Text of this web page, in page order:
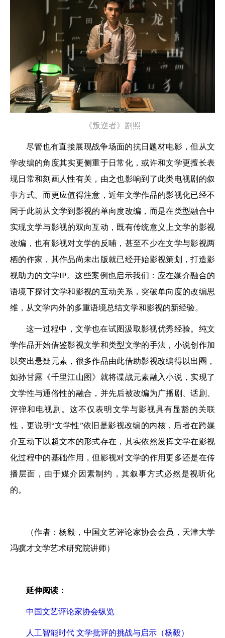
《叛逆者》剧照
尽管也有直接展现战争场面的抗日题材电影，但从文
学改编的角度其实更侧重于日常化，或许和文学更擅长表
现日常和刻画人性有关，由之也影响到了此类电视剧的叙
事方式。而更应值得注意，近年文学作品的影视化已经不
同于此前从文学到影视的单向度改编，而是在类型融合中
实现文学与影视的双向互动，既有传统意义上文学的影视
改编，也有影视对文学的反哺，甚至不少在文学与影视两
栖的作家，其作品尚未出版就已经开始影视策划，打造影
视助力的文学IP。这些案例也启示我们：应在媒介融合的
语境下探讨文学和影视的互动关系，突破单向度的改编思
维，从文学内外的多重语境总结文学和影视的新经验。
这一过程中，文学也在试图汲取影视优秀经验。纯文
学作品开始借鉴影视文学和类型文学的手法，小说创作加
以突出悬疑元素，很多作品由此借助影视改编得以出圈，
如孙甘露《千里江山图》就将谍战元素融入小说，实现了
文学性与通俗性的融合，并先后被改编为广播剧、话剧、
评弹和电视剧。这不仅表明文学与影视具有显豁的关联
性，更说明“文学性”依旧是影视改编的内核，后者在跨媒
介互动下以超文本的形式存在，其实依然发挥文学在影视
化过程中的基础作用，但影视对文学的作用更多还是在传
播层面，由于媒介因素制约，其叙事方式必然是视听化
的。
（作者：杨毅，中国文艺评论家协会会员，天津大学
冯骥才文学艺术研究院讲师）
延伸阅读：
中国文艺评论家协会纵览
人工智能时代 文学批评的挑战与启示（杨毅）